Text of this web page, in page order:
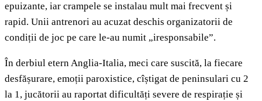
epuizante, iar crampele se instalau mult mai frecvent și
rapid. Unii antrenori au acuzat deschis organizatorii de
condiții de joc pe care le-au numit „iresponsabile”.
În derbiul etern Anglia-Italia, meci care suscită, la fiecare
desfășurare, emoții paroxistice, cîștigat de peninsulari cu 2
la 1, jucătorii au raportat dificultăți severe de respirație și